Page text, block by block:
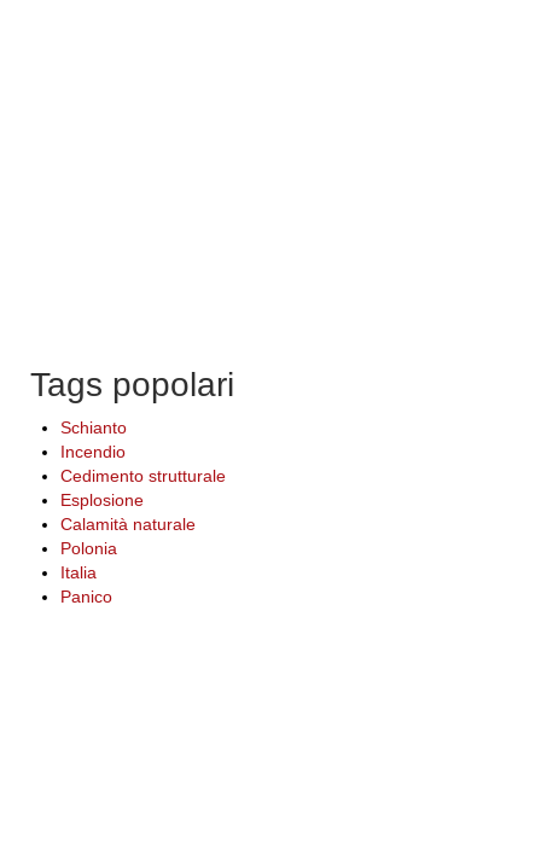
Tags popolari
Schianto
Incendio
Cedimento strutturale
Esplosione
Calamità naturale
Polonia
Italia
Panico